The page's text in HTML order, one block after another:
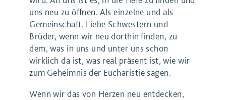
uns neu zu öffnen. Als einzelne und als
Gemeinschaft. Liebe Schwestern und
Brüder, wenn wir neu dorthin finden, zu
dem, was in uns und unter uns schon
wirklich da ist, was real präsent ist, wie wir
zum Geheimnis der Eucharistie sagen.
Wenn wir das von Herzen neu entdecken,